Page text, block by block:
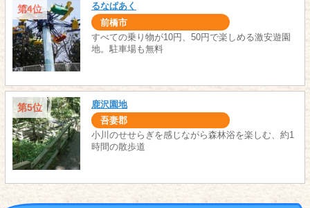
第4位 るなぱあく
前橋市
すべての乗り物が10円、50円で楽しめる激安遊園
地。駐車場も無料
第5位 鹿沢園地
吾妻郡
小川のせせらぎを感じながら森林浴を楽しむ、約1
時間の散歩道